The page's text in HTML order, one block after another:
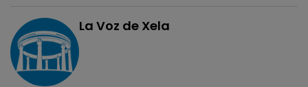
La Voz de Xela